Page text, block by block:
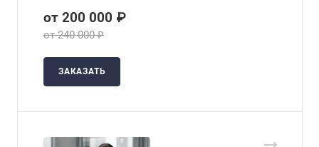
от 200 000 ₽
от 240 000 ₽
ЗАКАЗАТЬ